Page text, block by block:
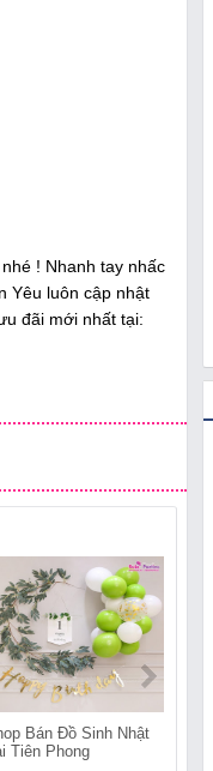
! Nhanh tay nhấc
Yêu luôn cập nhật
đãi mới nhất tại:
Bán Đồ Sinh Nhật
Tiên Phong